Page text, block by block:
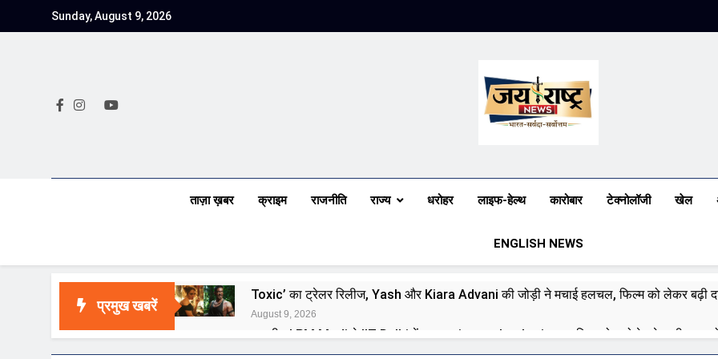
Sunday, August 9, 2026
Jai Rashtra
ताज़ा ख़बर क्राइम राजनीति राज्य धरोहर लाइफ-हेल्थ कारोबार टेक्नोलॉजी खेल
ENGLISH NEWS
प्रमुख खबरें
Toxic’ का ट्रेलर रिलीज, Yash और Kiara Advani की जोड़ी ने मचाई हलचल, फिल्म को लेकर बढ़ी
August 9, 2026
राष्ट्रीय | PM Modi ने IIT Delhi में emerging technologies पर दिया जोर, बोले—देश की
August 9, 2026